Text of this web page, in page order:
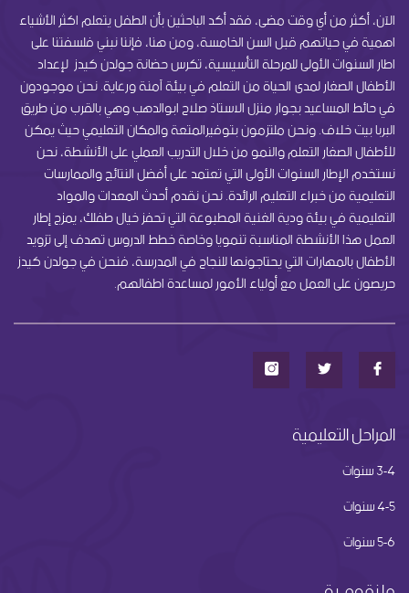
الآن، أكثر من أي وقت مضى، فقد أكد الباحثين بأن الطفل يتعلم اكثر الأشياء
اهمية في حياتهم قبل السن الخامسة، ومن هنا، فإننا نبني فلسفتنا على
اطار السنوات الأولى للمرحلة التأسيسية، تكرس حضانة جولدن كيدز لإعداد
الأطفال الصغار لمدى الحياة من التعلم في بيئة آمنة ورعاية. نحن موجودون
في حائط المساعيد بجوار منزل الاستاذ صلاح ابوالدهب وهي بالقرب من طريق
البربا بيت خلاف. ونحن ملتزمون بتوفيرالمتعة والمكان التعليمي حيث يمكن
للأطفال الصغار التعلم والنمو من خلال التدريب العملي على الأنشطة، نحن
نستخدم الإطار السنوات الأولى التي تعتمد على أفضل النتائج والممارسات
التعليمية من خبراء التعليم الرائدة. نحن نقدم أحدث المعدات والمواد
التعليمية في بيئة ودية الغنية المطبوعة التي تحفز خيال طفلك، يمزج إطار
العمل هذا الأنشطة المناسبة تنمويا وخاصة خطط الدروس تهدف إلى تزويد
الأطفال بالمهارات التي يحتاجونها للنجاح في المدرسة، فنحن في جولدن كيدز
حريصون على العمل مع أولياء الأمور لمساعدة اطفالهم.
المراحل التعليمية
3-4 سنوات
4-5 سنوات
5-6 سنوات